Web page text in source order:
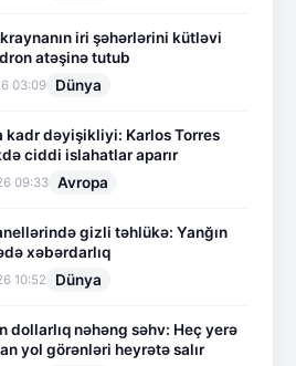
iri şəhərlərini kütləvi
atəşinə tutub
03:09 Dünya
kadr dəyişikliyi: Karlos Torres
ciddi islahatlar aparır
09:33 Avropa
gizli təhlükə: Yanğın
xəbərdarlıq
10:52 Dünya
dollarlıq nəhəng səhv: Heç yerə
yol görənləri heyrətə salır